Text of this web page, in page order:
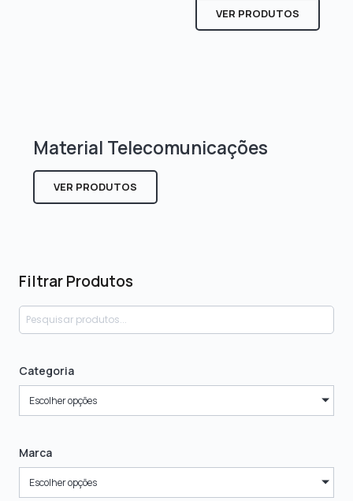
Filtrar Produtos
Categoria
Escolher opções
Marca
Escolher opções
VER PRODUTOS
Material Telecomunicações
VER PRODUTOS